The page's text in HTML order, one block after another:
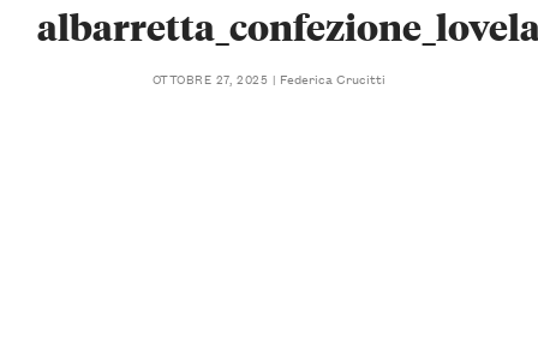
OTTOBRE 27, 2025 Federica Crucitti